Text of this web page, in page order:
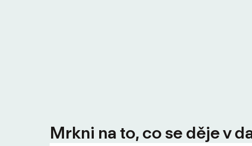
Mrkni na to, co se děje v